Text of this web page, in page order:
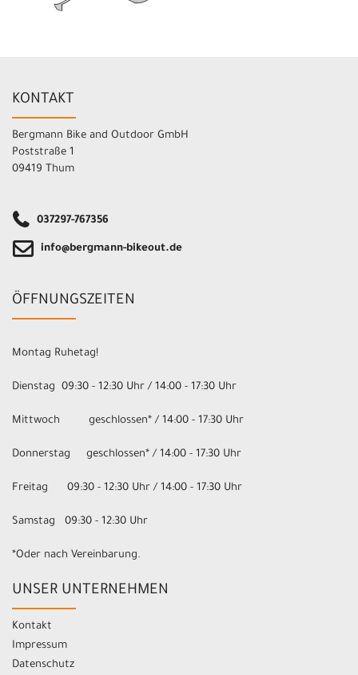
KONTAKT
Bergmann Bike and Outdoor GmbH
Poststraße 1
09419 Thum
037297-767356
info@bergmann-bikeout.de
ÖFFNUNGSZEITEN
Montag Ruhetag!
Dienstag 09:30 - 12:30 Uhr / 14:00 - 17:30 Uhr
Mittwoch geschlossen* / 14:00 - 17:30 Uhr
Donnerstag geschlossen* / 14:00 - 17:30 Uhr
Freitag 09:30 - 12:30 Uhr / 14:00 - 17:30 Uhr
Samstag 09:30 - 12:30 Uhr
*Oder nach Vereinbarung.
UNSER UNTERNEHMEN
Kontakt
Impressum
Datenschutz